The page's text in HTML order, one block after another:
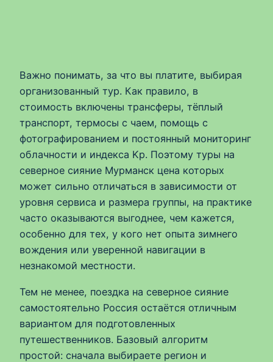
Важно понимать, за что вы платите, выбирая
организованный тур. Как правило, в
стоимость включены трансферы, тёплый
транспорт, термосы с чаем, помощь с
фотографированием и постоянный мониторинг
облачности и индекса Kp. Поэтому туры на
северное сияние Мурманск цена которых
может сильно отличаться в зависимости от
уровня сервиса и размера группы, на практике
часто оказываются выгоднее, чем кажется,
особенно для тех, у кого нет опыта зимнего
вождения или уверенной навигации в
незнакомой местности.
Тем не менее, поездка на северное сияние
самостоятельно Россия остаётся отличным
вариантом для подготовленных
путешественников. Базовый алгоритм
простой: сначала выбираете регион и